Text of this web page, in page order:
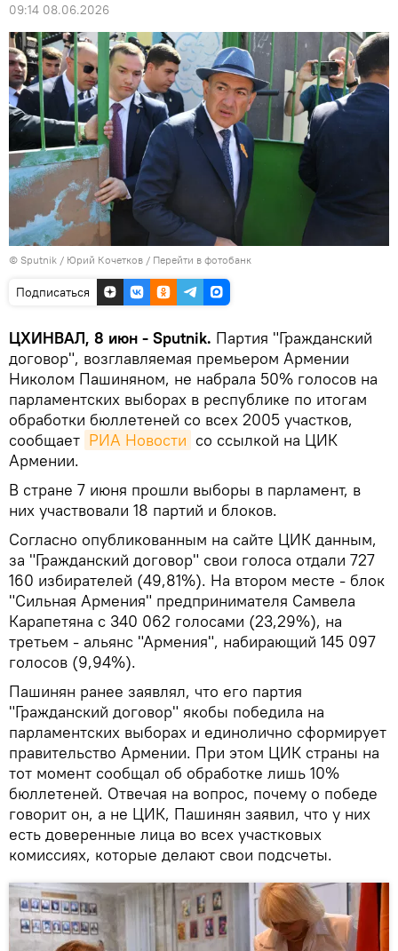
09:14 08.06.2026
© Sputnik / Юрий Кочетков / Перейти в фотобанк
Подписаться
ЦХИНВАЛ, 8 июн - Sputnik. Партия "Гражданский
договор", возглавляемая премьером Армении
Николом Пашиняном, не набрала 50% голосов на
парламентских выборах в республике по итогам
обработки бюллетеней со всех 2005 участков,
сообщает РИА Новости со ссылкой на ЦИК
Армении.
В стране 7 июня прошли выборы в парламент, в
них участвовали 18 партий и блоков.
Согласно опубликованным на сайте ЦИК данным,
за "Гражданский договор" свои голоса отдали 727
160 избирателей (49,81%). На втором месте - блок
"Сильная Армения" предпринимателя Самвела
Карапетяна с 340 062 голосами (23,29%), на
третьем - альянс "Армения", набирающий 145 097
голосов (9,94%).
Пашинян ранее заявлял, что его партия
"Гражданский договор" якобы победила на
парламентских выборах и единолично сформирует
правительство Армении. При этом ЦИК страны на
тот момент сообщал об обработке лишь 10%
бюллетеней. Отвечая на вопрос, почему о победе
говорит он, а не ЦИК, Пашинян заявил, что у них
есть доверенные лица во всех участковых
комиссиях, которые делают свои подсчеты.